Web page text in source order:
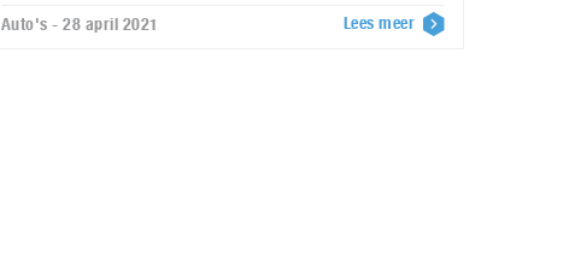
Auto's - 28 april 2021 Lees meer